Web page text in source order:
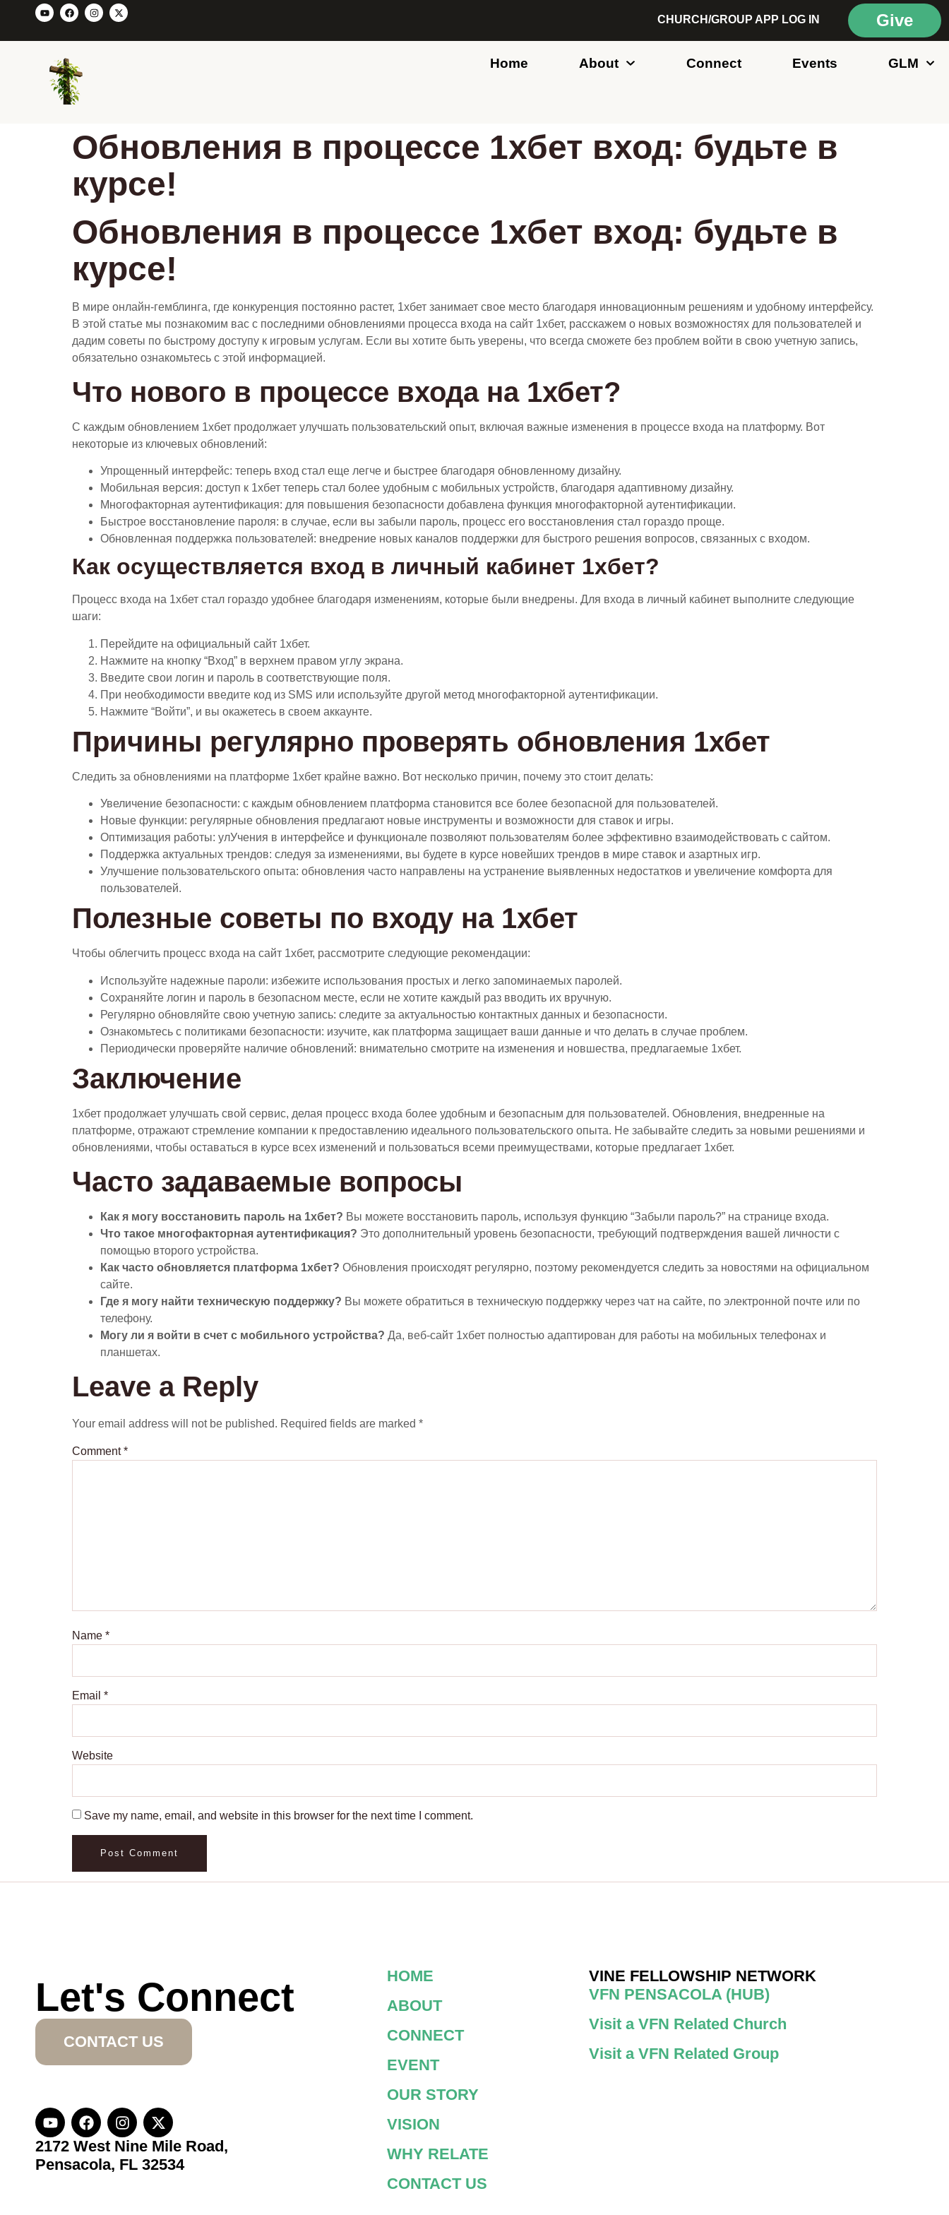
Give
CHURCH/GROUP APP LOG IN
Home About Connect Events GLM
Обновления в процессе 1хбет вход: будьте в
курсе!
Обновления в процессе 1хбет вход: будьте в
курсе!
В мире онлайн-гемблинга, где конкуренция постоянно растет, 1хбет занимает свое место благодаря инновационным решениям и удобному интерфейсу.
В этой статье мы познакомим вас с последними обновлениями процесса входа на сайт 1хбет, расскажем о новых возможностях для пользователей и
дадим советы по быстрому доступу к игровым услугам. Если вы хотите быть уверены, что всегда сможете без проблем войти в свою учетную запись,
обязательно ознакомьтесь с этой информацией.
Что нового в процессе входа на 1хбет?
С каждым обновлением 1хбет продолжает улучшать пользовательский опыт, включая важные изменения в процессе входа на платформу. Вот
некоторые из ключевых обновлений:
Упрощенный интерфейс: теперь вход стал еще легче и быстрее благодаря обновленному дизайну.
Мобильная версия: доступ к 1хбет теперь стал более удобным с мобильных устройств, благодаря адаптивному дизайну.
Многофакторная аутентификация: для повышения безопасности добавлена функция многофакторной аутентификации.
Быстрое восстановление пароля: в случае, если вы забыли пароль, процесс его восстановления стал гораздо проще.
Обновленная поддержка пользователей: внедрение новых каналов поддержки для быстрого решения вопросов, связанных с входом.
Как осуществляется вход в личный кабинет 1хбет?
Процесс входа на 1хбет стал гораздо удобнее благодаря изменениям, которые были внедрены. Для входа в личный кабинет выполните следующие
шаги:
Перейдите на официальный сайт 1хбет.
Нажмите на кнопку “Вход” в верхнем правом углу экрана.
Введите свои логин и пароль в соответствующие поля.
При необходимости введите код из SMS или используйте другой метод многофакторной аутентификации.
Нажмите “Войти”, и вы окажетесь в своем аккаунте.
Причины регулярно проверять обновления 1хбет
Следить за обновлениями на платформе 1хбет крайне важно. Вот несколько причин, почему это стоит делать:
Увеличение безопасности: с каждым обновлением платформа становится все более безопасной для пользователей.
Новые функции: регулярные обновления предлагают новые инструменты и возможности для ставок и игры.
Оптимизация работы: улУчения в интерфейсе и функционале позволяют пользователям более эффективно взаимодействовать с сайтом.
Поддержка актуальных трендов: следуя за изменениями, вы будете в курсе новейших трендов в мире ставок и азартных игр.
Улучшение пользовательского опыта: обновления часто направлены на устранение выявленных недостатков и увеличение комфорта для
пользователей.
Полезные советы по входу на 1хбет
Чтобы облегчить процесс входа на сайт 1хбет, рассмотрите следующие рекомендации:
Используйте надежные пароли: избежите использования простых и легко запоминаемых паролей.
Сохраняйте логин и пароль в безопасном месте, если не хотите каждый раз вводить их вручную.
Регулярно обновляйте свою учетную запись: следите за актуальностью контактных данных и безопасности.
Ознакомьтесь с политиками безопасности: изучите, как платформа защищает ваши данные и что делать в случае проблем.
Периодически проверяйте наличие обновлений: внимательно смотрите на изменения и новшества, предлагаемые 1хбет.
Заключение
1хбет продолжает улучшать свой сервис, делая процесс входа более удобным и безопасным для пользователей. Обновления, внедренные на
платформе, отражают стремление компании к предоставлению идеального пользовательского опыта. Не забывайте следить за новыми решениями и
обновлениями, чтобы оставаться в курсе всех изменений и пользоваться всеми преимуществами, которые предлагает 1хбет.
Часто задаваемые вопросы
Как я могу восстановить пароль на 1хбет? Вы можете восстановить пароль, используя функцию “Забыли пароль?” на странице входа.
Что такое многофакторная аутентификация? Это дополнительный уровень безопасности, требующий подтверждения вашей личности с
помощью второго устройства.
Как часто обновляется платформа 1хбет? Обновления происходят регулярно, поэтому рекомендуется следить за новостями на официальном
сайте.
Где я могу найти техническую поддержку? Вы можете обратиться в техническую поддержку через чат на сайте, по электронной почте или по
телефону.
Могу ли я войти в счет с мобильного устройства? Да, веб-сайт 1хбет полностью адаптирован для работы на мобильных телефонах и
планшетах.
Leave a Reply
Your email address will not be published. Required fields are marked *
Comment*
Name *
Email *
Website
Save my name, email, and website in this browser for the next time I comment.
Let's Connect
CONTACT US
2172 West Nine Mile Road,
Pensacola, FL 32534
HOME
ABOUT
CONNECT
EVENT
OUR STORY
VISION
WHY RELATE
CONTACT US
VINE FELLOWSHIP NETWORK
VFN PENSACOLA (HUB)
Visit a VFN Related Church
Visit a VFN Related Group